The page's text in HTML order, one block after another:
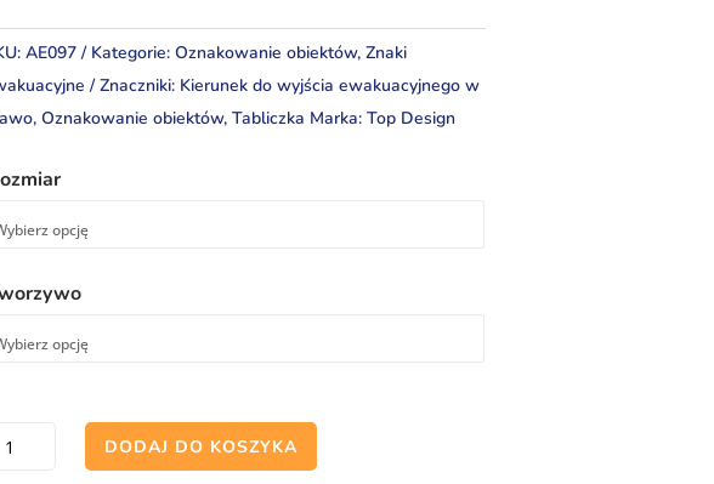
AE097 Kategorie: Oznakowanie obiektów, Znaki
Znaczniki: Kierunek do wyjścia ewakuacyjnego w
, Oznakowanie obiektów, Tabliczka Marka: Top Design
DODAJ DO KOSZYKA